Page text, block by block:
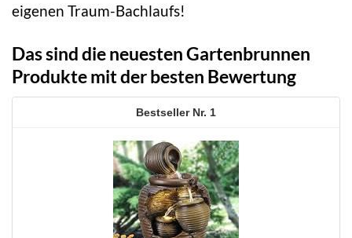
eigenen Traum-Bachlaufs!
Das sind die neuesten Gartenbrunnen
Produkte mit der besten Bewertung
1